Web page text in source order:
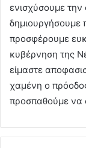
ενισχύσουμε την
δημιουργήσουμε
προσφέρουμε
κυβέρνηση της
είμαστε
χαμένη ο
προσπαθούμε να